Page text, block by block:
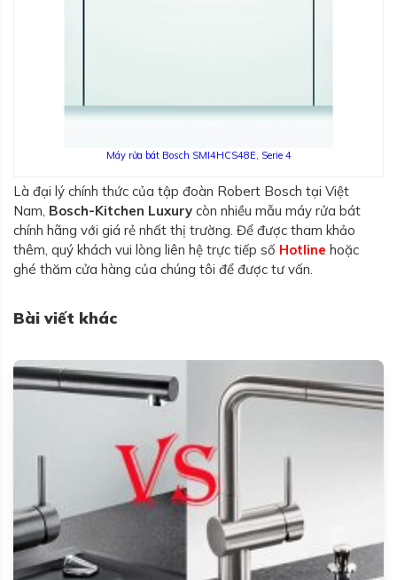
Máy rửa bát Bosch SMI4HCS48E, Serie 4
Là đại lý chính thức của tập đoàn Robert Bosch tại Việt
Nam, Bosch-Kitchen Luxury còn nhiều mẫu máy rửa bát
chính hãng với giá rẻ nhất thị trường. Để được tham khảo
thêm, quý khách vui lòng liên hệ trực tiếp số Hotline hoặc
ghé thăm cửa hàng của chúng tôi để được tư vấn.
Bài viết khác